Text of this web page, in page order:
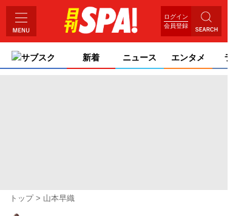
ログイン
会員登録
サブスク 新着 ニュース エンタメ
トップ 山本早織